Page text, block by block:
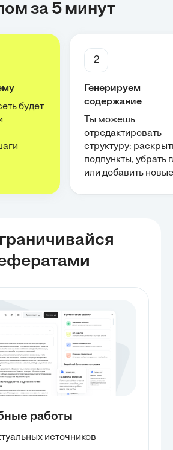
за 5 минут
будет
2
Генерируем
содержание
Ты можешь
отредактировать
структуру:
подпункты, убрать
или добавить новые
работы
источников